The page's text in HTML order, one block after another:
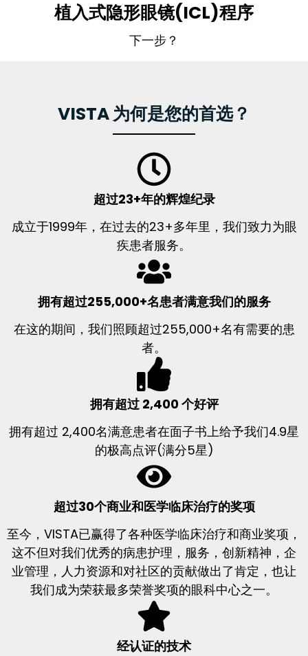
植入式隐形眼镜(ICL)程序
下一步？
VISTA 为何是您的首选？
超过23+年的辉煌纪录
成立于1999年，在过去的23+多年里，我们致力为眼
疾患者服务。
拥有超过255,000+名患者满意我们的服务
在这的期间，我们照顾超过255,000+名有需要的患
者。
拥有超过 2,400 个好评
拥有超过 2,400名满意患者在面子书上给予我们4.9星
的极高点评(满分5星)
超过30个商业和医学临床治疗的奖项
至今，VISTA已赢得了各种医学临床治疗和商业奖项，
这不但对我们优秀的病患护理，服务，创新精神，企
业管理，人力资源和对社区的贡献做出了肯定，也让
我们成为荣获最多荣誉奖项的眼科中心之一。
经认证的技术